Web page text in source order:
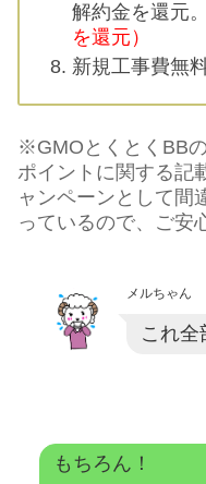
解約金を還元。
を還元）
新規工事費無
※GMOとくとくBB
ポイントに関する記
ャンペーンとして間
っているので、ご安
メルちゃん
これ全
もちろん！